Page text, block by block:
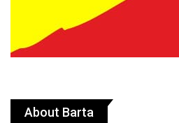
About Barta